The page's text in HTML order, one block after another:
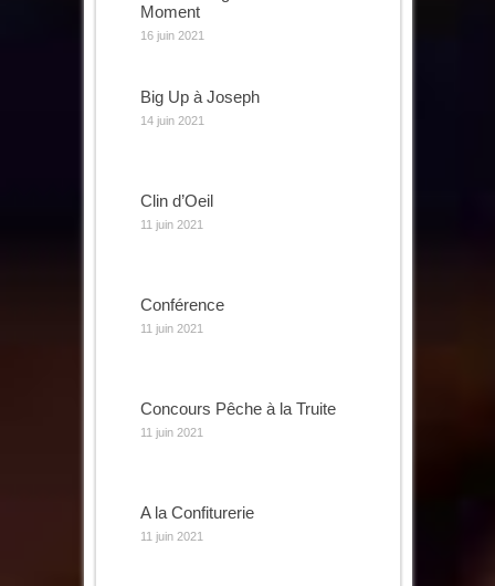
Moment
16 juin 2021
Big Up à Joseph
14 juin 2021
Clin d’Oeil
11 juin 2021
Conférence
11 juin 2021
Concours Pêche à la Truite
11 juin 2021
A la Confiturerie
11 juin 2021